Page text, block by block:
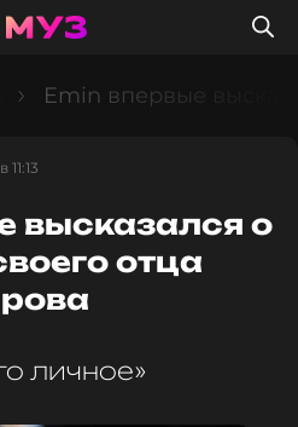
Emin впервые
высказался о
отца
личное»